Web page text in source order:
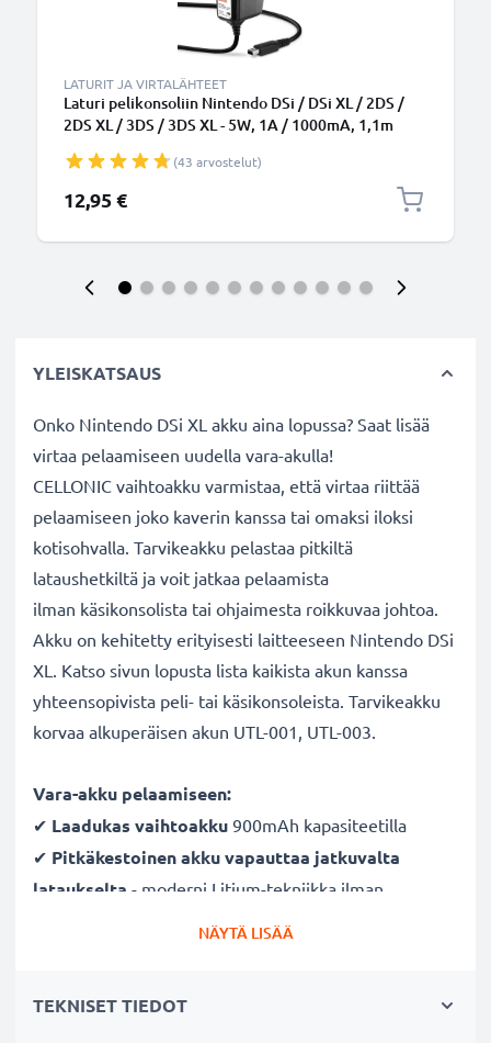
LATURIT JA VIRTALÄHTEET
Laturi pelikonsoliin Nintendo DSi / DSi XL / 2DS /
2DS XL / 3DS / 3DS XL - 5W, 1A / 1000mA, 1,1m
(43 arvostelut)
12,95 €
YLEISKATSAUS
Onko Nintendo DSi XL akku aina lopussa? Saat lisää
virtaa pelaamiseen uudella vara-akulla!
CELLONIC vaihtoakku varmistaa, että virtaa riittää
pelaamiseen joko kaverin kanssa tai omaksi iloksi
kotisohvalla. Tarvikeakku pelastaa pitkiltä
lataushetkiltä ja voit jatkaa pelaamista
ilman käsikonsolista tai ohjaimesta roikkuvaa johtoa.
Akku on kehitetty erityisesti laitteeseen Nintendo DSi
XL. Katso sivun lopusta lista kaikista akun kanssa
yhteensopivista peli- tai käsikonsoleista. Tarvikeakku
korvaa alkuperäisen akun UTL-001, UTL-003.
Vara-akku pelaamiseen:
✔ Laadukas vaihtoakku 900mAh kapasiteetilla
✔ Pitkäkestoinen akku vapauttaa jatkuvalta
lataukselta - moderni Litium-tekniikka ilman
✔Säännöllinen ja kattava testaus
- jokainen kenno
NÄYTÄ LISÄÄ
TEKNISET TIEDOT